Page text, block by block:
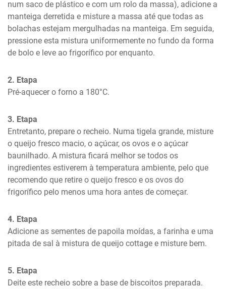
num saco de plástico e com um rolo da massa), adicione a
manteiga derretida e misture a massa até que todas as
bolachas estejam mergulhadas na manteiga. Em seguida,
pressione esta mistura uniformemente no fundo da forma
de bolo e leve ao frigorífico por enquanto.
2. Etapa
Pré-aquecer o forno a 180°C.
3. Etapa
Entretanto, prepare o recheio. Numa tigela grande, misture
o queijo fresco macio, o açúcar, os ovos e o açúcar
baunilhado. A mistura ficará melhor se todos os
ingredientes estiverem à temperatura ambiente, pelo que
recomendo que retire o queijo fresco e os ovos do
frigorífico pelo menos uma hora antes de começar.
4. Etapa
Adicione as sementes de papoila moídas, a farinha e uma
pitada de sal à mistura de queijo cottage e misture bem.
5. Etapa
Deite este recheio sobre a base de biscoitos preparada.